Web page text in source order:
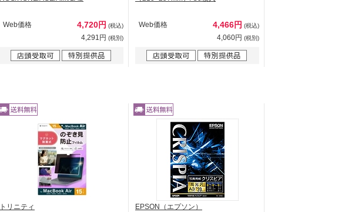
Web価格 4,720円 (税込)
4,291円 (税別)
Web価格 4,466円 (税込)
4,060円 (税別)
トリニティ
EPSON（エプソン）